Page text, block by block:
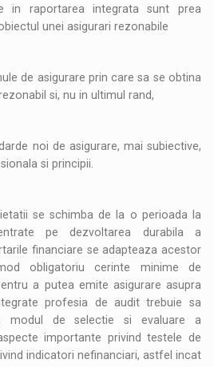
in raportarea integrata sunt prea
unei asigurari rezonabile
de asigurare prin care sa se obtina
si, nu in ultimul rand,
noi de asigurare, mai subiective,
si principii.
se schimba de la o perioada la
pe dezvoltarea durabila a
financiare se adapteaza acestor
obligatoriu cerinte minime de
a putea emite asigurare asupra
profesia de audit trebuie sa
modul de selectie si evaluare a
importante privind testele de
indicatori nefinanciari, astfel incat